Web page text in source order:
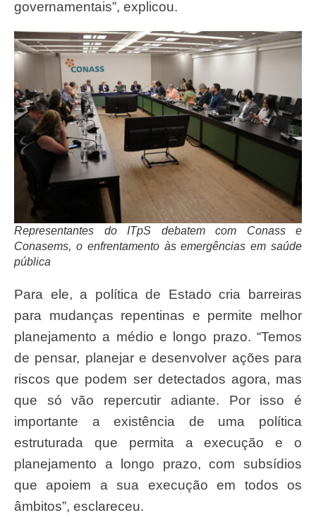
governamentais”, explicou.
Representantes do ITpS debatem com Conass e
Conasems, o enfrentamento às emergências em saúde
pública
Para ele, a política de Estado cria barreiras
para mudanças repentinas e permite melhor
planejamento a médio e longo prazo. “Temos
de pensar, planejar e desenvolver ações para
riscos que podem ser detectados agora, mas
que só vão repercutir adiante. Por isso é
importante a existência de uma política
estruturada que permita a execução e o
planejamento a longo prazo, com subsídios
que apoiem a sua execução em todos os
âmbitos”, esclareceu.